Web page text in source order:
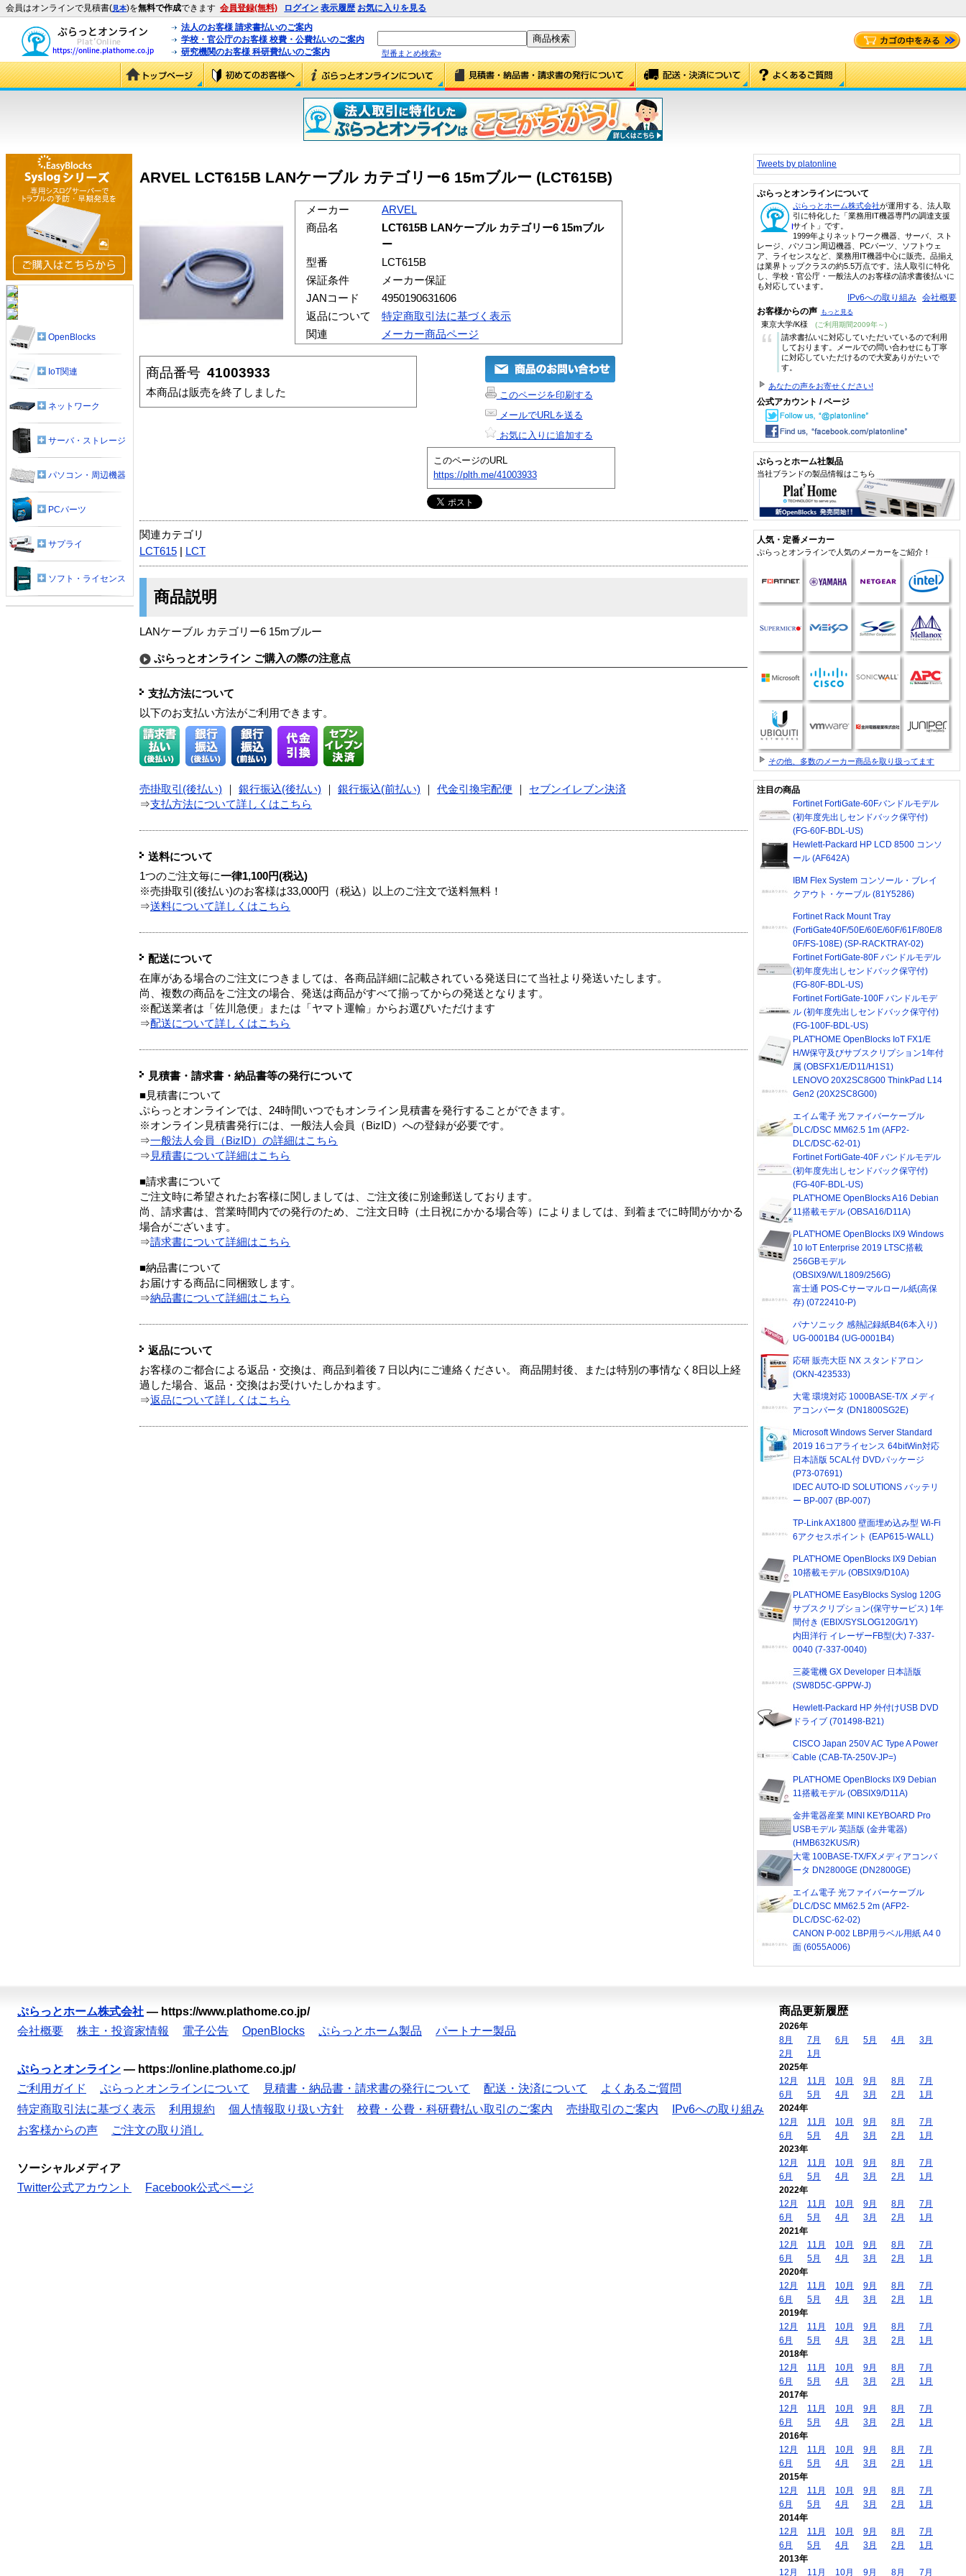
会員はオンラインで見積書(見本)を無料で作成できます 会員登録(無料) ログイン 表示履歴 お気に入りを見る
法人のお客様 請求書払いのご案内
学校・官公庁のお客様 校費・公費払いのご案内
研究機関のお客様 科研費払いのご案内
型番まとめ検索»
ARVEL LCT615B LANケーブル カテゴリー6 15mブルー (LCT615B)
メーカー
ARVEL
商品名
LCT615B LANケーブル カテゴリー6 15mブル
ー
型番
LCT615B
保証条件
メーカー保証
JANコード
4950190631606
返品について
特定商取引法に基づく表示
関連
メーカー商品ページ
商品番号 41003933
本商品は販売を終了しました
このページを印刷する
メールでURLを送る
お気に入りに追加する
このページのURL
https://plth.me/41003933
関連カテゴリ
LCT615
LCT
商品説明
LANケーブル カテゴリー6 15mブルー
ぷらっとオンライン ご購入の際の注意点
支払方法について
以下のお支払い方法がご利用できます。
売掛取引(後払い) 銀行振込(後払い) 銀行振込(前払い) 代金引換宅配便
セブンイレブン決済
⇒支払方法について詳しくはこちら
送料について
1つのご注文毎に一律1,100円(税込)
※売掛取引(後払い)のお客様は33,000円（税込）以上のご注文で送料無料！
⇒送料について詳しくはこちら
配送について
在庫がある場合のご注文につきましては、各商品詳細に記載されている発送日にて当社より発送いたします。
尚、複数の商品をご注文の場合、発送は商品がすべて揃ってからの発送となります。
※配送業者は「佐川急便」または「ヤマト運輸」からお選びいただけます
⇒配送について詳しくはこちら
見積書・請求書・納品書等の発行について
■見積書について
ぷらっとオンラインでは、24時間いつでもオンライン見積書を発行することができます。
※オンライン見積書発行には、一般法人会員（BizID）への登録が必要です。
⇒一般法人会員（BizID）の詳細はこちら
⇒ 見積書について詳細はこちら
■請求書について
ご注文時に希望されたお客様に関しましては、ご注文後に別途郵送しております。
尚、請求書は、営業時間内での発行のため、ご注文日時（土日祝にかかる場合等）によりましては、到着までに時間がかかる
場合がございます。
⇒請求書について詳細はこちら
■納品書について
お届けする商品に同梱致します。
⇒納品書について詳細はこちら
返品について
お客様のご都合による返品・交換は、商品到着後７日以内にご連絡ください。 商品開封後、または特別の事情なく8日以上経
過した場合、返品・交換はお受けいたしかねます。
⇒返品について詳しくはこちら
OpenBlocks
IoT関連
ネットワーク
サーバ・ストレージ
パソコン・周辺機器
PCパーツ
サプライ
ソフト・ライセンス
Tweets by platonline
ぷらっとオンラインについて
ぷらっとホーム株式会社が運用する、法人取
引に特化した「業務用IT機器専門の調達支援
サイト」です。
1999年よりネットワーク機器、サーバ、スト
レージ、パソコン周辺機器、PCパーツ、ソフトウェ
ア、ライセンスなど、業務用IT機器中心に販売。品揃え
は業界トップクラスの約5.5万点です。法人取引に特化
し、学校・官公庁・一般法人のお客様の請求書後払いに
も対応しています。
IPv6への取り組み 会社概要
お客様からの声 もっと見る
東京大学/K様 (ご利用期間2009年～)
“
請求書払いに対応していただいているので利用
しております。メールでの問い合わせにも丁寧
に対応していただけるので大変ありがたいで
す。
あなたの声をお寄せください!
公式アカウント / ページ
ぷらっとホーム社製品
当社ブランドの製品情報はこちら
人気・定番メーカー
ぷらっとオンラインで人気のメーカーをご紹介！
その他、多数のメーカー商品を取り扱ってます
注目の商品
Fortinet FortiGate-60Fバンドルモデル
(初年度先出しセンドバック保守付)
(FG-60F-BDL-US)
Hewlett-Packard HP LCD 8500 コンソ
ール (AF642A)
IBM Flex System コンソール・ブレイ
クアウト・ケーブル (81Y5286)
Fortinet Rack Mount Tray
(FortiGate40F/50E/60E/60F/61F/80E/8
0F/FS-108E) (SP-RACKTRAY-02)
Fortinet FortiGate-80F バンドルモデル
(初年度先出しセンドバック保守付)
(FG-80F-BDL-US)
Fortinet FortiGate-100F バンドルモデ
ル (初年度先出しセンドバック保守付)
(FG-100F-BDL-US)
PLAT'HOME OpenBlocks IoT FX1/E
H/W保守及びサブスクリプション1年付
属 (OBSFX1/E/D11/H1S1)
LENOVO 20X2SC8G00 ThinkPad L14
Gen2 (20X2SC8G00)
エイム電子 光ファイバーケーブル
DLC/DSC MM62.5 1m (AFP2-
DLC/DSC-62-01)
Fortinet FortiGate-40F バンドルモデル
(初年度先出しセンドバック保守付)
(FG-40F-BDL-US)
PLAT'HOME OpenBlocks A16 Debian
11搭載モデル (OBSA16/D11A)
PLAT'HOME OpenBlocks IX9 Windows
10 IoT Enterprise 2019 LTSC搭載
256GBモデル
(OBSIX9/W/L1809/256G)
富士通 POS-Cサーマルロール紙(高保
存) (0722410-P)
パナソニック 感熱記録紙B4(6本入り)
UG-0001B4 (UG-0001B4)
応研 販売大臣 NX スタンドアロン
(OKN-423533)
大電 環境対応 1000BASE-T/X メディ
アコンバータ (DN1800SG2E)
Microsoft Windows Server Standard
2019 16コアライセンス 64bitWin対応
日本語版 5CAL付 DVDパッケージ
(P73-07691)
IDEC AUTO-ID SOLUTIONS バッテリ
ー BP-007 (BP-007)
TP-Link AX1800 壁面埋め込み型 Wi-Fi
6アクセスポイント (EAP615-WALL)
PLAT'HOME OpenBlocks IX9 Debian
10搭載モデル (OBSIX9/D10A)
PLAT'HOME EasyBlocks Syslog 120G
サブスクリプション(保守サービス) 1年
間付き (EBIX/SYSLOG120G/1Y)
内田洋行 イレーザーFB型(大) 7-337-
0040 (7-337-0040)
三菱電機 GX Developer 日本語版
(SW8D5C-GPPW-J)
Hewlett-Packard HP 外付けUSB DVD
ドライブ (701498-B21)
CISCO Japan 250V AC Type A Power
Cable (CAB-TA-250V-JP=)
PLAT'HOME OpenBlocks IX9 Debian
11搭載モデル (OBSIX9/D11A)
金井電器産業 MINI KEYBOARD Pro
USBモデル 英語版 (金井電器)
(HMB632KUS/R)
大電 100BASE-TX/FXメディアコンバ
ータ DN2800GE (DN2800GE)
エイム電子 光ファイバーケーブル
DLC/DSC MM62.5 2m (AFP2-
DLC/DSC-62-02)
CANON P-002 LBP用ラベル用紙 A4 0
面 (6055A006)
ぷらっとホーム株式会社 — https://www.plathome.co.jp/
会社概要
株主・投資家情報 電子公告 OpenBlocks ぷらっとホーム製品 パートナー製品
ぷらっとオンライン — https://online.plathome.co.jp/
ご利用ガイド
ぷらっとオンラインについて 見積書・納品書・請求書の発行について 配送・決済について
よくあるご質問
特定商取引法に基づく表示
利用規約 個人情報取り扱い方針 校費・公費・科研費払い取引のご案内 売掛取引のご案内
IPv6への取り組み
お客様からの声
ご注文の取り消し
ソーシャルメディア
Twitter公式アカウント
Facebook公式ページ
商品更新履歴
2026年
8月
7月 6月 5月 4月
3月
2月
1月
2025年
12月
11月 10月 9月 8月
7月
6月
5月 4月 3月 2月
1月
2024年
12月
11月 10月 9月 8月
7月
6月
5月 4月 3月 2月
1月
2023年
12月
11月 10月 9月 8月
7月
6月
5月 4月 3月 2月
1月
2022年
12月
11月 10月 9月 8月
7月
6月
5月 4月 3月 2月
1月
2021年
12月
11月 10月 9月 8月
7月
6月
5月 4月 3月 2月
1月
2020年
12月
11月 10月 9月 8月
7月
6月
5月 4月 3月 2月
1月
2019年
12月
11月 10月 9月 8月
7月
6月
5月 4月 3月 2月
1月
2018年
12月
11月 10月 9月 8月
7月
6月
5月 4月 3月 2月
1月
2017年
12月
11月 10月 9月 8月
7月
6月
5月 4月 3月 2月
1月
2016年
12月
11月 10月 9月 8月
7月
6月
5月 4月 3月 2月
1月
2015年
12月
11月 10月 9月 8月
7月
6月
5月 4月 3月 2月
1月
2014年
12月
11月 10月 9月 8月
7月
6月
5月 4月 3月 2月
1月
2013年
12月
11月 10月 9月 8月 7月